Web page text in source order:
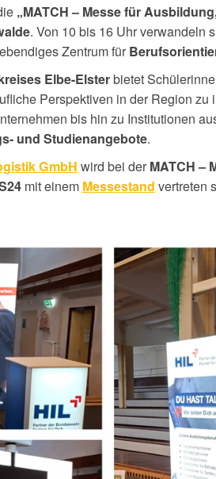
„MATCH – Messe für
. Von 10 bis 16 Uhr verwandeln
Zentrum für
Elbe-Elsterbietet
Perspektiven in der Region zu
bis hin zu Institutionen
und Studienangebote.
GmbH wird bei derMATCH –
mit einem Messestand vertreten